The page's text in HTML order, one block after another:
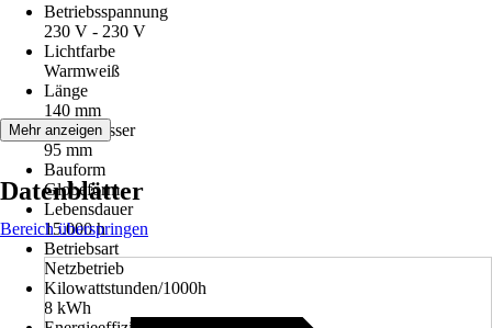
Betriebsspannung
230 V - 230 V
Lichtfarbe
Warmweiß
Länge
140 mm
Durchmesser
95 mm
Bauform
Globeform
Lebensdauer
15.000 h
Betriebsart
Netzbetrieb
Kilowattstunden/1000h
8 kWh
Mehr anzeigen
Datenblätter
Bereich überspringen